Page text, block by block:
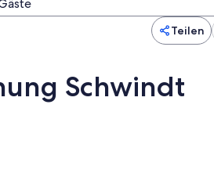
Teilen
Schwindt